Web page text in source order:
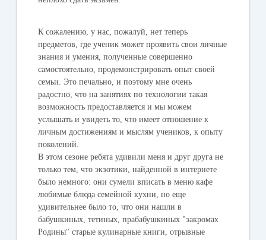
К сожалению, у нас, пожалуй, нет теперь
предметов, где ученик может проявить свои личные
знания и умения, полученные совершенно
самостоятельно, продемонстрировать опыт своей
семьи. Это печально, и поэтому мне очень
радостно, что на занятиях по технологии такая
возможность предоставляется и мы можем
услышать и увидеть то, что имеет отношение к
личным достижениям и мыслям учеников, к опыту
поколений.
В этом сезоне ребята удивили меня и друг друга не
только тем, что экзотики, найденной в интернете
было немного: они сумели вписать в меню кафе
любимые блюда семейной кухни, но еще
удивительнее было то, что они нашли в
бабушкиных, тетиных, прабабушкиных "закромах
Родины" старые кулинарные книги, отрывные